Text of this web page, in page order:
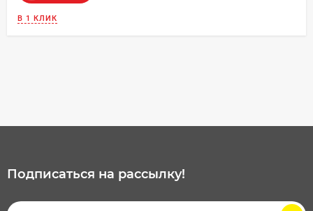
В 1 КЛИК
Подписаться на рассылкy!